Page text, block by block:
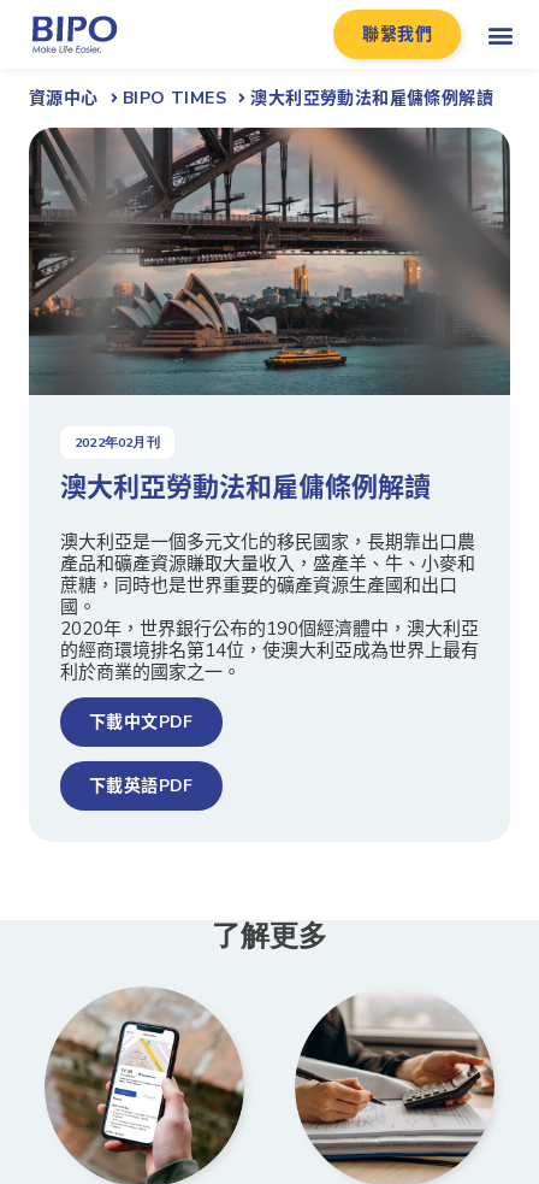
聯繫我們
資源中心 BIPO TIMES 澳大利亞勞動法和雇傭條例解讀
2022年02月刊
澳大利亞勞動法和雇傭條例解讀
澳大利亞是一個多元文化的移民國家，長期靠出口農
產品和礦產資源賺取大量收入，盛產羊、牛、小麥和
蔗糖，同時也是世界重要的礦產資源生產國和出口
國。
2020年，世界銀行公布的190個經濟體中，澳大利亞
的經商環境排名第14位，使澳大利亞成為世界上最有
利於商業的國家之一。
下載中文PDF
下載英語PDF
了解更多